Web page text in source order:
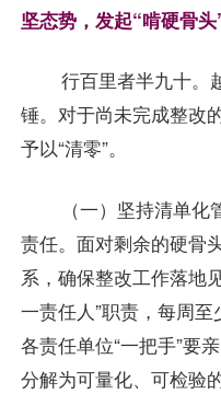
坚态势，发起“啃硬骨
行百里者半九十。
锤。对于尚未完成整改
予以“清零”。
（一）坚持清单
责任。面对剩余的硬骨
系，确保整改工作落地
一责任人”职责，每周
各责任单位“一把手”要
分解为可量化、可检验